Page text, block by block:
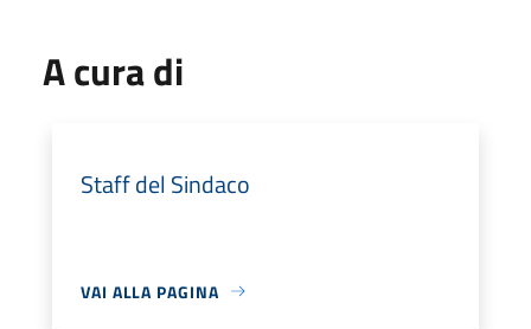
A cura di
Staff del Sindaco
VAI ALLA PAGINA